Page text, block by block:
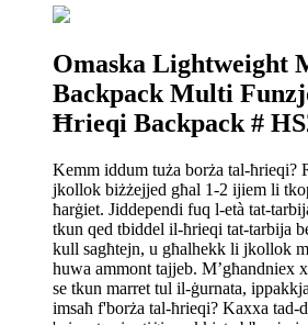
Omaska ​​Lightweight
Backpack Multi
Ħrieqi Backpack #
Kemm iddum tuża borża tal-ħrieqi?
jkollok biżżejjed għal 1-2 ijiem li
ħarġiet. Jiddependi fuq l-età tat-
tkun qed tbiddel il-ħrieqi tat-tarbija
kull sagħtejn, u għalhekk li jkollok
huwa ammont tajjeb. M’għandniex
se tkun marret tul il-ġurnata,
imsaħ f'borża tal-ħrieqi? Kaxxa tad-